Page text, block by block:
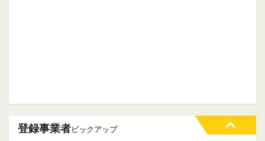
登録事業者ピックアップ